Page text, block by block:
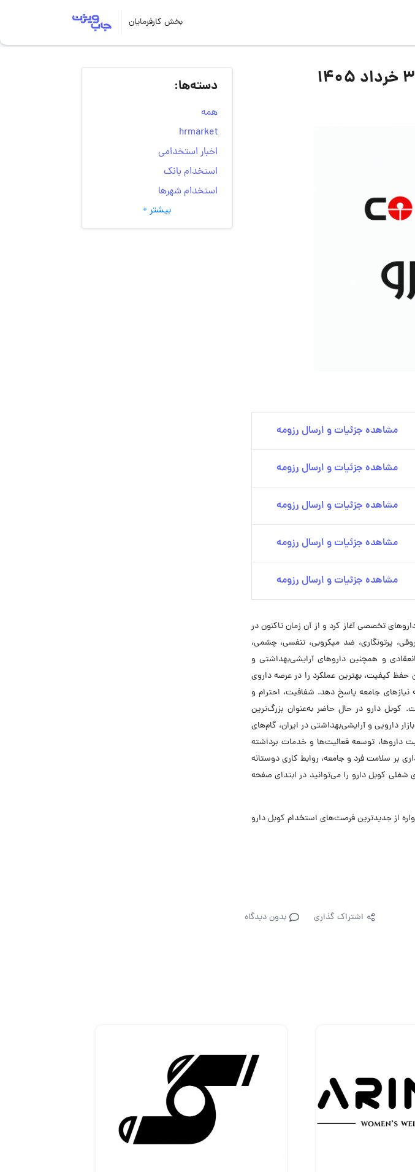
بخش کارفرمایان
مشاهده جزئیات و ارسال رزومه
مشاهده جزئیات و ارسال رزومه
مشاهده جزئیات و ارسال رزومه
مشاهده جزئیات و ارسال رزومه
مشاهده جزئیات و ارسال رزومه
کشور و به‌ویژه داروهای تخصصی آغاز کرد و از آن زمان تاکنون در
پرتونگاری، ضد میکروبی، تنفسی، چشمی،
و همچنین داروهای آرایشی‌بهداشتی و
کیفیت، بهترین عملکرد را در عرصه داروی
نیازهای جامعه پاسخ دهد. شفافیت، احترام و
کوبل دارو در حال حاضر به‌عنوان بزرگ‌ترین
دارویی و آرایشی‌بهداشتی در ایران، گام‌های
داروها، توسعه فعالیت‌ها و خدمات برداشته
بر سلامت فرد و جامعه، روابط کاری دوستانه
کوبل دارو را می‌توانید در ابتدای صفحه
اینکه همواره از جدیدترین فرصت‌های استخدام کوبل دارو
اشتراک گذاری بدون دیدگاه
دسته‌ها:
همه
hrmarket
اخبار استخدامی
استخدام بانک
استخدام شهرها
انتخاب مسیر شغلی
به‌روزرسانی‌های سایت
بیشتر +